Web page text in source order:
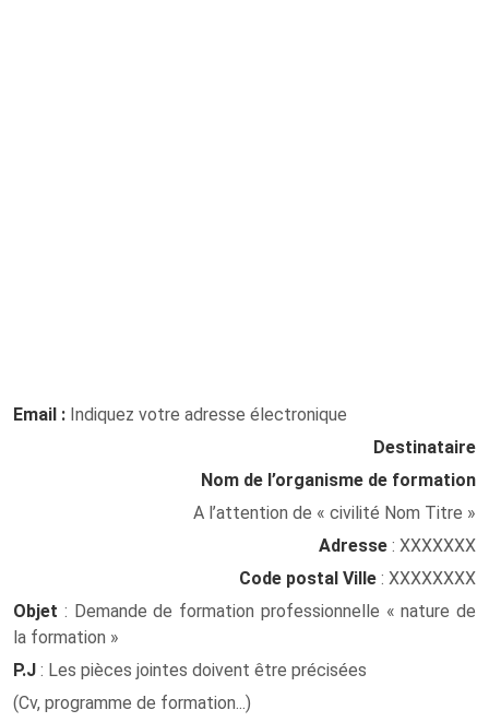
Email : Indiquez votre adresse électronique
Destinataire
Nom de l’organisme de formation
A l’attention de « civilité Nom Titre »
Adresse : XXXXXXX
Code postal Ville : XXXXXXXX
Objet : Demande de formation professionnelle « nature de
la formation »
P.J : Les pièces jointes doivent être précisées
(Cv, programme de formation...)